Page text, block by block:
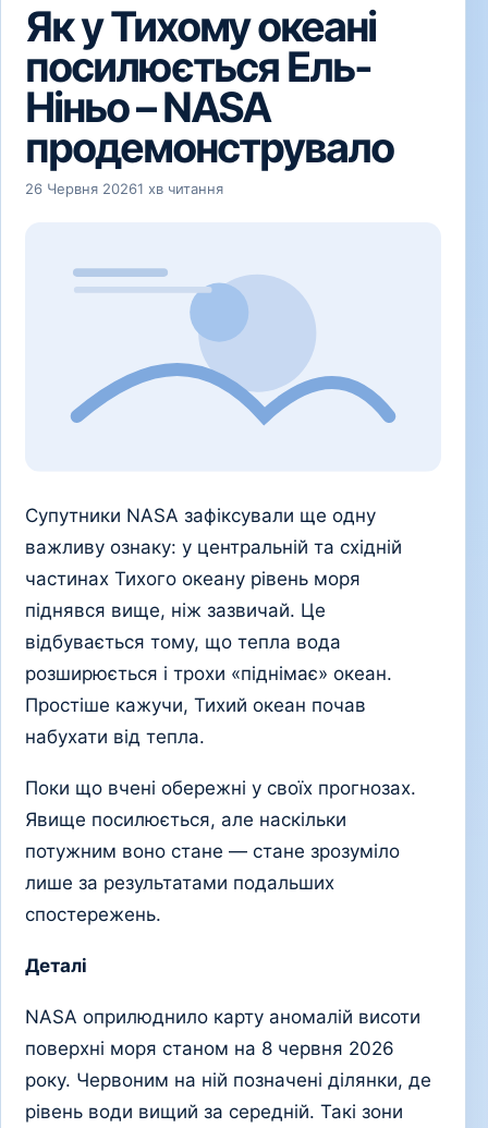
Як у Тихому океані
посилюється Ель-
Ніньо – NASA
продемонструвало
26 Червня 20261 хв читання
Супутники NASA зафіксували ще одну
важливу ознаку: у центральній та східній
частинах Тихого океану рівень моря
піднявся вище, ніж зазвичай. Це
відбувається тому, що тепла вода
розширюється і трохи «піднімає» океан.
Простіше кажучи, Тихий океан почав
набухати від тепла.
Поки що вчені обережні у своїх прогнозах.
Явище посилюється, але наскільки
потужним воно стане — стане зрозуміло
лише за результатами подальших
спостережень.
Деталі
NASA оприлюднило карту аномалій висоти
поверхні моря станом на 8 червня 2026
року. Червоним на ній позначені ділянки, де
рівень води вищий за середній. Такі зони